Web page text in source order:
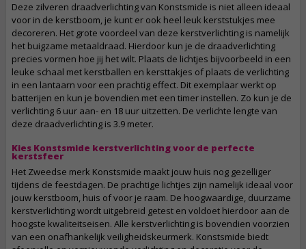
Deze zilveren draadverlichting van Konstsmide is niet alleen ideaal
voor in de kerstboom, je kunt er ook heel leuk kerststukjes mee
decoreren. Het grote voordeel van deze kerstverlichting is namelijk
het buigzame metaaldraad. Hierdoor kun je de draadverlichting
precies vormen hoe jij het wilt. Plaats de lichtjes bijvoorbeeld in een
leuke schaal met kerstballen en kersttakjes of plaats de verlichting
in een lantaarn voor een prachtig effect. Dit exemplaar werkt op
batterijen en kun je bovendien met een timer instellen. Zo kun je de
verlichting 6 uur aan- en 18 uur uitzetten. De verlichte lengte van
deze draadverlichting is 3.9 meter.
Kies Konstsmide kerstverlichting voor de perfecte
kerstsfeer
Het Zweedse merk Konstsmide maakt jouw huis nog gezelliger
tijdens de feestdagen. De prachtige lichtjes zijn namelijk ideaal voor
jouw kerstboom, huis of voor je raam. De hoogwaardige, duurzame
kerstverlichting wordt uitgebreid getest en voldoet hierdoor aan de
hoogste kwaliteitseisen. Alle kerstverlichting is bovendien voorzien
van een onafhankelijk veiligheidskeurmerk. Konstsmide biedt